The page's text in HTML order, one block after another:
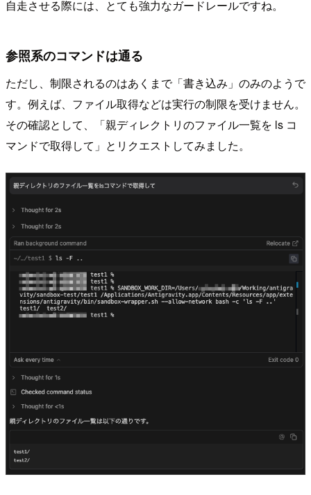
自走させる際には、とても強力なガードレールですね。
参照系のコマンドは通る
ただし、制限されるのはあくまで「書き込み」のみのようで
す。例えば、ファイル取得などは実行の制限を受けません。
その確認として、「親ディレクトリのファイル一覧を ls コ
マンドで取得して」とリクエストしてみました。